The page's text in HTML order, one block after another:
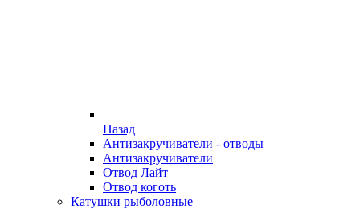
Назад
Антизакручиватели - отводы
Антизакручиватели
Отвод Лайт
Отвод коготь
Катушки рыболовные